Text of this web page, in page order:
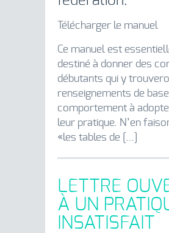
Télécharger le manuel
Ce manuel est
destiné à donner des
débutants qui y
renseignements de
comportement à
leur pratique. N’en
«les tables de […]
LETTRE
À UN
INSATISFAIT